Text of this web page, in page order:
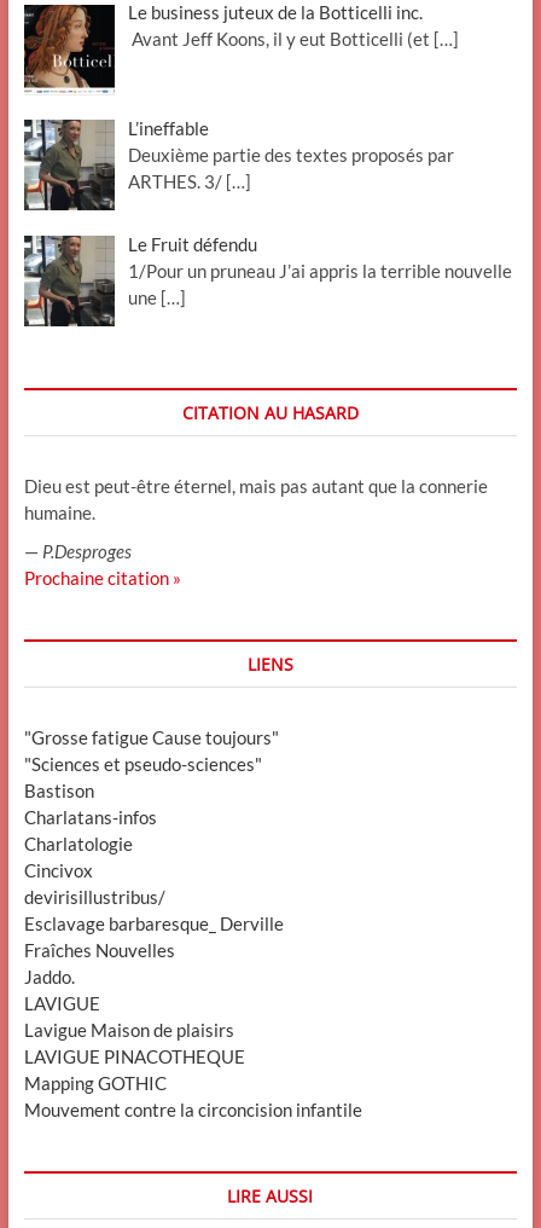
Le business juteux de la Botticelli inc.
Avant Jeff Koons, il y eut Botticelli (et […]
L’ineffable
Deuxième partie des textes proposés par
ARTHES. 3/ […]
Le Fruit défendu
1/Pour un pruneau J’ai appris la terrible nouvelle
une […]
CITATION AU HASARD
Dieu est peut-être éternel, mais pas autant que la connerie
humaine.
— P.Desproges
Prochaine citation »
LIENS
"Grosse fatigue Cause toujours"
"Sciences et pseudo-sciences"
Bastison
Charlatans-infos
Charlatologie
Cincivox
devirisillustribus/
Esclavage barbaresque_ Derville
Fraîches Nouvelles
Jaddo.
LAVIGUE
Lavigue Maison de plaisirs
LAVIGUE PINACOTHEQUE
Mapping GOTHIC
Mouvement contre la circoncision infantile
LIRE AUSSI